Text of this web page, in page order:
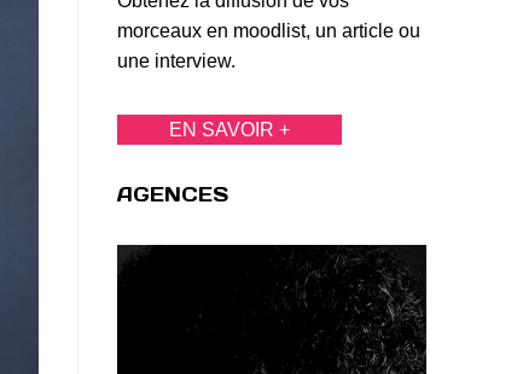
morceaux en moodlist, un article ou
une interview.
EN SAVOIR +
AGENCES